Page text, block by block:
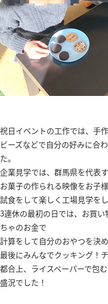
祝日イベントの工作では、手
ビーズなどで自分の好みに合
た。
企業見学では、群馬県を代表
お菓子の作られる映像をお子
試食をして楽しく工場見学
3連休の最初の日では、お買
ちゃのお金で
計算をして自分のおやつを
最後にみんなでクッキング！
都合上、ライスペーパーで包
盛況でした！